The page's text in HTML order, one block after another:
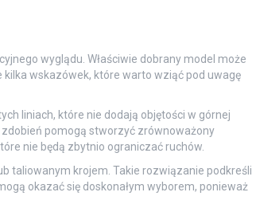
wyglądu. Właściwie dobrany model może
wskazówek, które warto wziąć pod uwagę
liniach, które nie dodają objętości w górnej
zdobień pomogą stworzyć zrównoważony
nie będą zbytnio ograniczać ruchów.
taliowanym krojem. Takie rozwiązanie podkreśli
okazać się doskonałym wyborem, ponieważ